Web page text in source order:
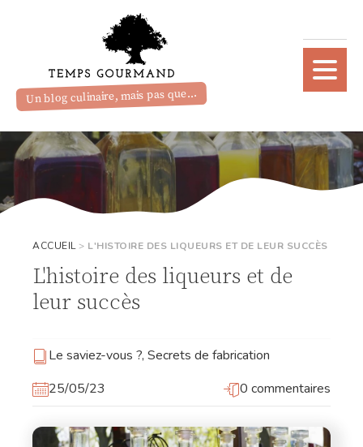
Un blog culinaire, mais pas que...
ACCUEIL> L'HISTOIRE DES LIQUEURS ET DE LEUR SUCCÈS
L'histoire des liqueurs et de
leur succès
Le saviez-vous ?, Secrets de fabrication
25/05/23
0 commentaires